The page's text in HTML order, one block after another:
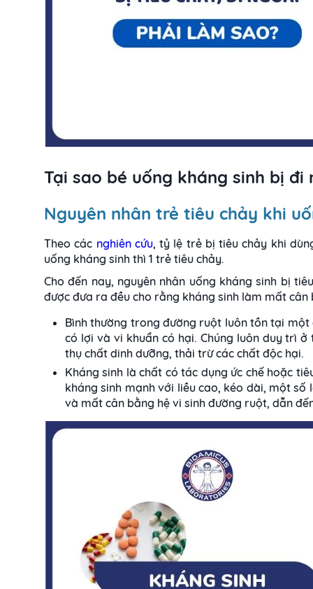
Tại sao bé uống kháng sinh bị đi
Nguyên nhân trẻ tiêu chảy khi
Theo các nghiên cứu, tỷ lệ trẻ bị tiêu chảy khi
uống kháng sinh thì 1 trẻ tiêu chảy.
Cho đến nay, nguyên nhân uống kháng sinh bị
được đưa ra đều cho rằng kháng sinh làm mất
Bình thường trong đường ruột luôn tồn tại một
có lợi và vi khuẩn có hại. Chúng luôn duy trì
thụ chất dinh dưỡng, thải trừ các chất độc hại.
Kháng sinh là chất có tác dụng ức chế hoặc
kháng sinh mạnh với liều cao, kéo dài, một
và mất cân bằng hệ vi sinh đường ruột, dẫn